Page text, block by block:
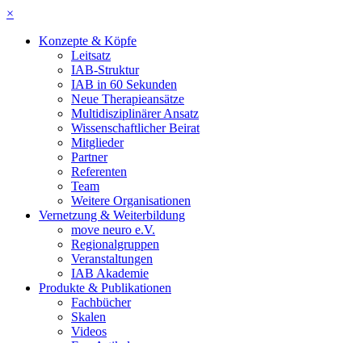
×
Konzepte & Köpfe
Leitsatz
IAB-Struktur
IAB in 60 Sekunden
Neue Therapieansätze
Multidisziplinärer Ansatz
Wissenschaftlicher Beirat
Mitglieder
Partner
Referenten
Team
Weitere Organisationen
Vernetzung & Weiterbildung
move neuro e.V.
Regionalgruppen
Veranstaltungen
IAB Akademie
Produkte & Publikationen
Fachbücher
Skalen
Videos